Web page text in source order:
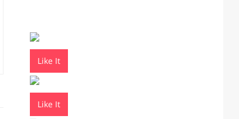
Like It
Like It